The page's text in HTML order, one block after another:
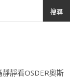
搜尋
靜看OSDER奧斯